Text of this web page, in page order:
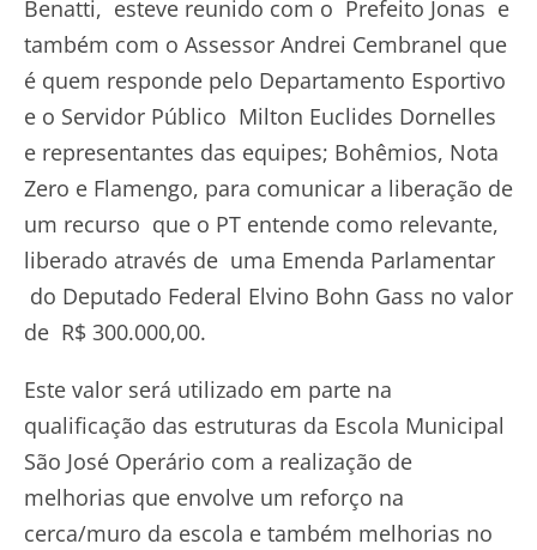
Benatti, esteve reunido com o Prefeito Jonas e
também com o Assessor Andrei Cembranel que
é quem responde pelo Departamento Esportivo
e o Servidor Público Milton Euclides Dornelles
e representantes das equipes; Bohêmios, Nota
Zero e Flamengo, para comunicar a liberação de
um recurso que o PT entende como relevante,
liberado através de uma Emenda Parlamentar
do Deputado Federal Elvino Bohn Gass no valor
de R$ 300.000,00.
Este valor será utilizado em parte na
qualificação das estruturas da Escola Municipal
São José Operário com a realização de
melhorias que envolve um reforço na
cerca/muro da escola e também melhorias no